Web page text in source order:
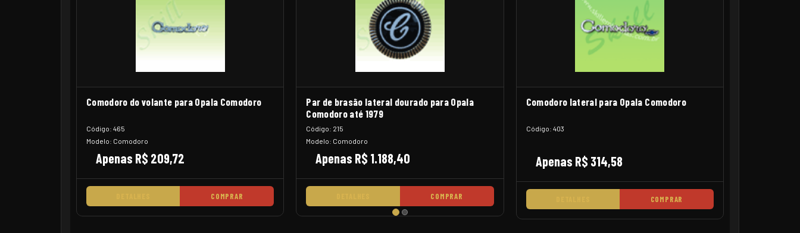
Comodoro do volante para Opala Comodoro
Código: 465
Modelo: Comodoro
Apenas R$ 209,72
COMPRAR
Par de brasão lateral dourado para Opala
Comodoro até 1979
Código: 215
Modelo: Comodoro
Apenas R$ 1.188,40
COMPRAR
Comodoro lateral para Opala Comodoro
Código: 403
Apenas R$ 314,58
COMPRAR